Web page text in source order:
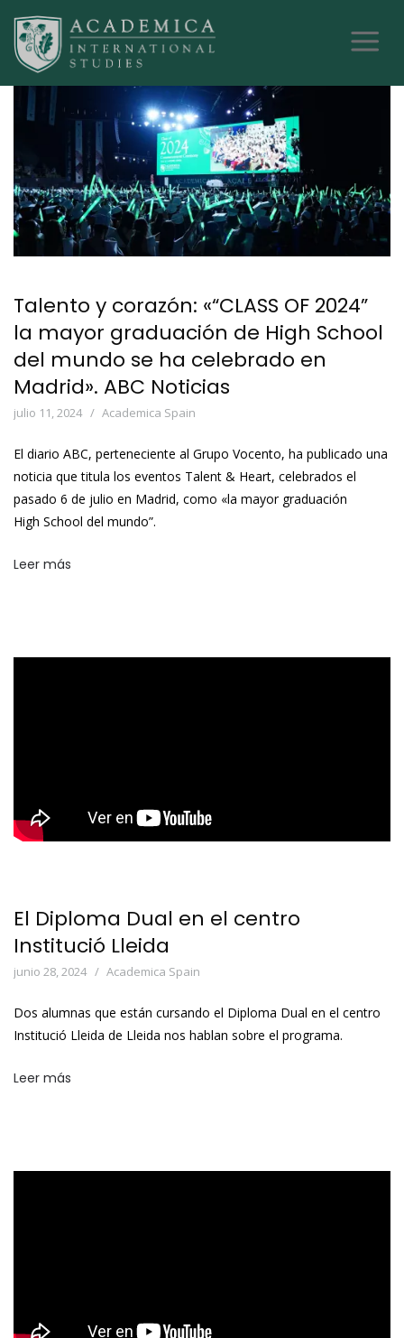
Talento y corazón: «“CLASS OF 2024”
la mayor graduación de High School
del mundo se ha celebrado en
Madrid». ABC Noticias
julio 11, 2024 Academica Spain
El diario ABC, perteneciente al Grupo Vocento, ha publicado una
noticia que titula los eventos Talent & Heart, celebrados el
pasado 6 de julio en Madrid, como «la mayor graduación
High School del mundo”.
Leer más
El Diploma Dual en el centro
Institució Lleida
junio 28, 2024 Academica Spain
Dos alumnas que están cursando el Diploma Dual en el centro
Institució Lleida de Lleida nos hablan sobre el programa.
Leer más